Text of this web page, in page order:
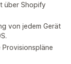
über Shopify
von jedem Gerät